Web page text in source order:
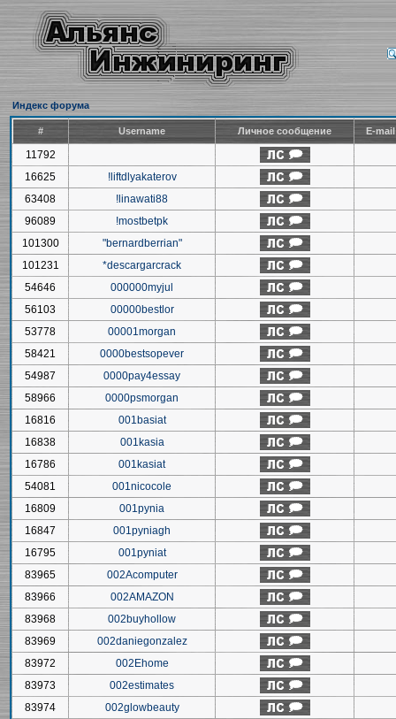
Индекс форума
# Username Личное сообщение E-
11792
16625
!liftdlyakaterov
63408
!linawati88
96089
!mostbetpk
101300
"bernardberrian"
101231
*descargarcrack
54646
000000myjul
56103
00000bestlor
53778
00001morgan
58421
0000bestsopever
54987
0000pay4essay
58966
0000psmorgan
16816
001basiat
16838
001kasia
16786
001kasiat
54081
001nicocole
16809
001pynia
16847
001pyniagh
16795
001pyniat
83965
002Acomputer
83966
002AMAZON
83968
002buyhollow
83969
002daniegonzalez
83972
002Ehome
83973
002estimates
83974
002glowbeauty